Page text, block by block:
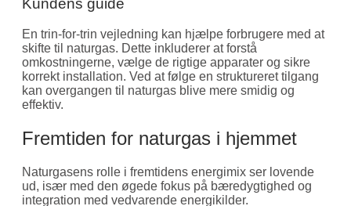
Kundens guide
En trin-for-trin vejledning kan hjælpe forbrugere med at
skifte til naturgas. Dette inkluderer at forstå
omkostningerne, vælge de rigtige apparater og sikre
korrekt installation. Ved at følge en struktureret tilgang
kan overgangen til naturgas blive mere smidig og
effektiv.
Fremtiden for naturgas i hjemmet
Naturgasens rolle i fremtidens energimix ser lovende
ud, især med den øgede fokus på bæredygtighed og
integration med vedvarende energikilder.